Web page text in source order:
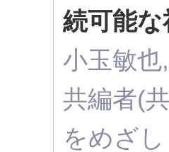
続可能
小玉敏
共編者(
をめざ